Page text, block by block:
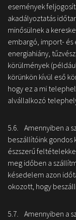
események
akadályoztatás
minősülnek a
embargó, import- és
energiahiány,
körülmények
körünkön kívül eső
hogy ez a mi
alvállalkozó
5.6. Amennyiben a
beszállítóink gondos
észszerű
meg időben a
késedelem azon
okozott, hogy
5.7. Amennyiben a